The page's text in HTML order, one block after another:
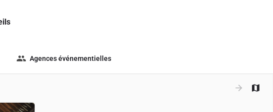
Agences événementielles
+